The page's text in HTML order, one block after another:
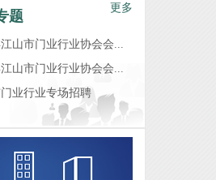
题
更多
山市门业行业协会会...
山市门业行业协会会...
业行业专场招聘